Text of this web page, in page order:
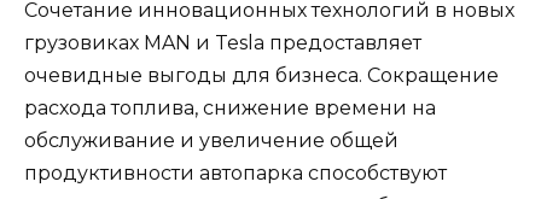
Сочетание инновационных технологий в новых
грузовиках MAN и Tesla предоставляет
очевидные выгоды для бизнеса. Сокращение
расхода топлива, снижение времени на
обслуживание и увеличение общей
продуктивности автопарка способствуют